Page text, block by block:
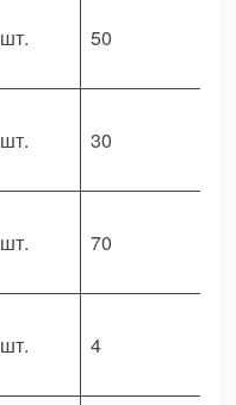
шт. 50
шт. 30
шт. 70
шт. 4